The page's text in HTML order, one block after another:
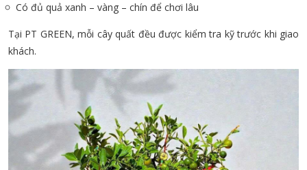
Có đủ quả xanh – vàng – chín để chơi lâu
Tại PT GREEN, mỗi cây quất đều được kiểm tra kỹ trước khi giao
khách.